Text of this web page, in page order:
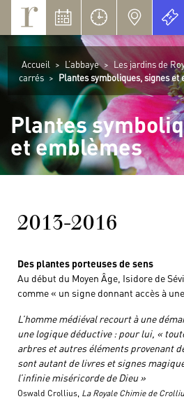
Accueil > L’abbaye > Les jardins de
carrés > Plantes symboliques, signes et
Plantes
et emblèmes
2013-2016
Des plantes porteuses de sens
Au début du Moyen Âge, Isidore de
comme « un signe donnant accès à
L’homme médiéval recourt à une
une logique déductive : pour lui, «
arbres et autres éléments provenant
sont autant de livres et signes
l’infinie miséricorde de Dieu »
Oswald Crollius, La Royale Chimie de
Panneau de gestion des cookies